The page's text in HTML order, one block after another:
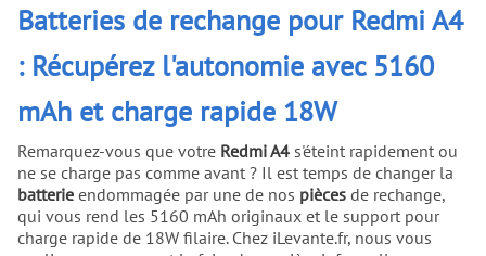
Batteries de rechange pour Redmi A4
: Récupérez l'autonomie avec 5160
mAh et charge rapide 18W
Remarquez-vous que votre Redmi A4 s'éteint rapidement ou
ne se charge pas comme avant ? Il est temps de changer la
batterie endommagée par une de nos pièces de rechange,
qui vous rend les 5160 mAh originaux et le support pour
charge rapide de 18W filaire. Chez iLevante.fr, nous vous